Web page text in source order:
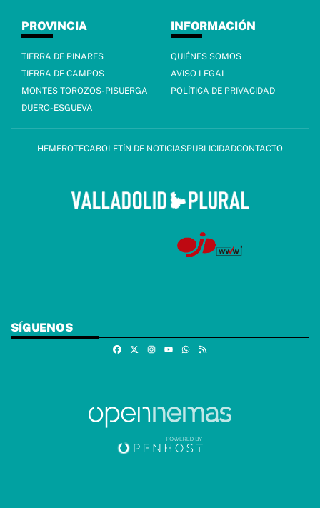
PROVINCIA
TIERRA DE PINARES
TIERRA DE CAMPOS
MONTES TOROZOS-PISUERGA
DUERO-ESGUEVA
INFORMACIÓN
QUIÉNES SOMOS
AVISO LEGAL
POLÍTICA DE PRIVACIDAD
HEMEROTECABOLETÍN DE NOTICIASPUBLICIDADCONTACTO
SÍGUENOS
FacebookInstagramWhatsapp